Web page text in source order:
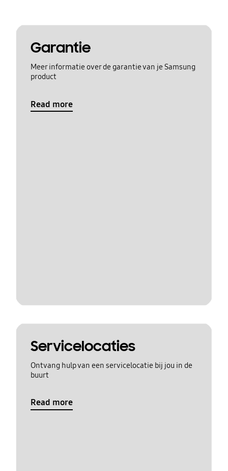
Garantie
Meer informatie over de garantie van je Samsung
product
Read more
Servicelocaties
Ontvang hulp van een servicelocatie bij jou in de
buurt
Read more